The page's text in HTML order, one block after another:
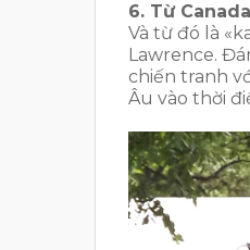
6. Từ
Và từ đó là
Lawrence.
chiến tranh
Âu vào thời